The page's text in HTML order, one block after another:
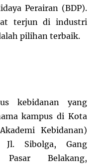
Perairan (BDP).
terjun di industri
pilihan terbaik.
kebidanan yang
kampus di Kota
Kebidanan)
Jl. Sibolga, Gang
Belakang,